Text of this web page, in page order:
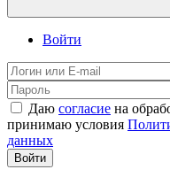
Войти
Даю согласие на
принимаю условия
данных
Войти